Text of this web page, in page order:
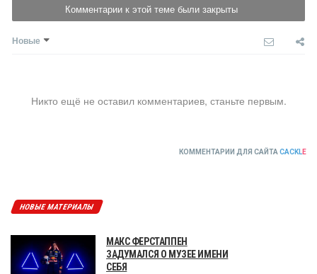
Комментарии к этой теме были закрыты
Новые
Никто ещё не оставил комментариев, станьте первым.
КОММЕНТАРИИ ДЛЯ САЙТАCACKLE
НОВЫЕ МАТЕРИАЛЫ
МАКС ФЕРСТАППЕН
ЗАДУМАЛСЯ О МУЗЕЕ ИМЕНИ
СЕБЯ